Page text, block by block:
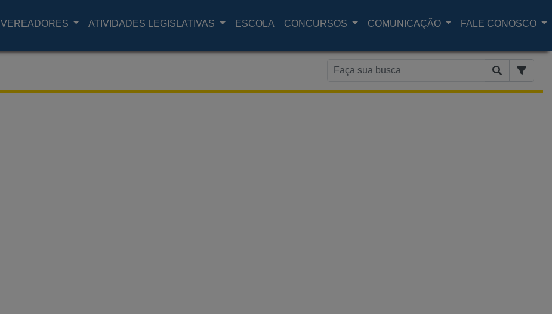
VEREADORES ATIVIDADES LEGISLATIVAS ESCOLA CONCURSOS COMUNICAÇÃO FALE CONOSCO